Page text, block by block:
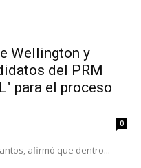
Wellington y
del PRM
para el proceso
0
afirmó que dentro...